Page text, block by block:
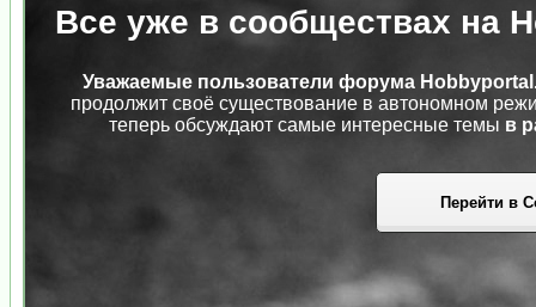
Все уже в сообществах на
Уважаемые пользователи форума
продолжит своё существование в автономном
теперь обсуждают самые интересные темы в
Перейти в